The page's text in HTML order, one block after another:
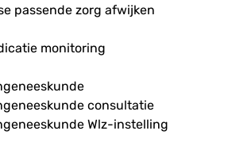
passende zorg afwijken
monitoring
consultatie
Wlz-instelling